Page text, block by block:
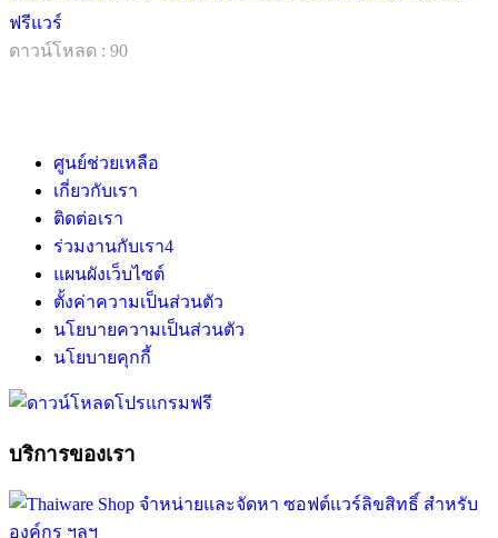
ฟรีแวร์
ดาวน์โหลด : 90
ศูนย์ช่วยเหลือ
เกี่ยวกับเรา
ติดต่อเรา
ร่วมงานกับเรา4
แผนผังเว็บไซต์
ตั้งค่าความเป็นส่วนตัว
นโยบายความเป็นส่วนตัว
นโยบายคุกกี้
บริการของเรา